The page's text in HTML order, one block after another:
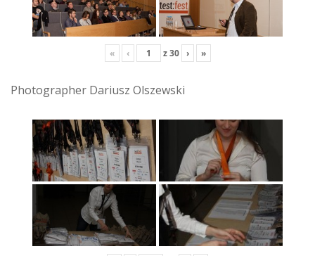
« ‹ z30 › »
Photographer Dariusz Olszewski